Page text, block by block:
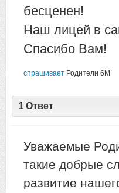
бесценен!
Наш лицей в
Спасибо Вам!
спрашивает Родители 6М
1 Ответ
Уважаемые
такие добрые
развитие